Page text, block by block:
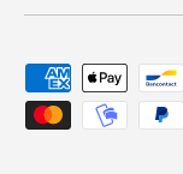
Accepterede